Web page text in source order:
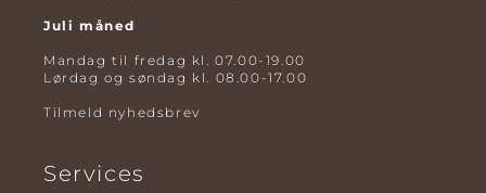
Juli måned
Mandag til fredag kl. 07.00-19.00
Lørdag og søndag kl. 08.00-17.00
Tilmeld nyhedsbrev
Services